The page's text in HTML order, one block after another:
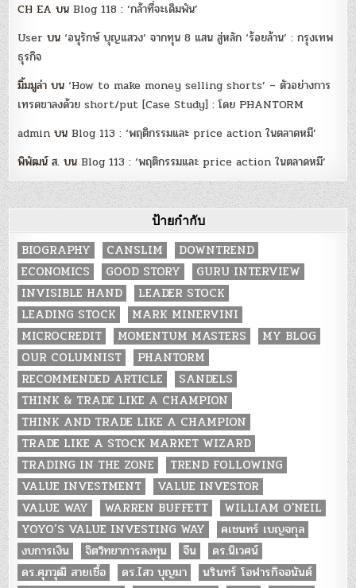
CH EA บนBlog 118 : ‘กล้าที่จะเดิมพัน’
User บน‘อนุรักษ์ บุญแสวง’ จากทุน 8 แสน สู่หลัก ‘ร้อยล้าน’ : กรุงเทพ
ธุรกิจ
มิ้มมูล่า บน‘How to make money selling shorts’ – ตัวอย่างการ
เทรดขาลงด้วย short/put [Case Study] : โดย PHANTORM
admin บนBlog 113 : ‘พฤติกรรมและ price action ในตลาดหมี’
พิพัฒน์ ส. บนBlog 113 : ‘พฤติกรรมและ price action ในตลาดหมี’
ป้ายกำกับ
BIOGRAPHY CANSLIM
DOWNTREND
ECONOMICS
GOOD STORY
GURU INTERVIEW
INVISIBLE HAND
LEADER STOCK
LEADING STOCK
MARK MINERVINI
MICROCREDIT
MOMENTUM MASTERS
MY BLOG
OUR COLUMNIST
PHANTORM
RECOMMENDED ARTICLE
SANDELS
THINK & TRADE LIKE A CHAMPION
THINK AND TRADE LIKE A CHAMPION
TRADE LIKE A STOCK MARKET WIZARD
TRADING IN THE ZONE
TREND FOLLOWING
VALUE INVESTMENT
VALUE INVESTOR
VALUE WAY
WARREN BUFFETT
WILLIAM O'NEIL
YOYO’S VALUE INVESTING WAY
คเชนทร์ เบญจกุล
งบการเงิน
จิตวิทยาการลงทุน จีน
ดร.นิเวศน์
ดร.ศุภวุฒิ สายเชื้อ
ดร.ไสว บุญมา
นรินทร์ โอฬารกิจอนันต์